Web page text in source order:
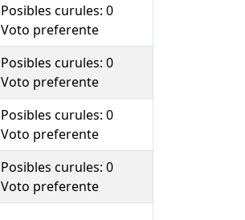
Posibles curules: 0
Voto preferente
Posibles curules: 0
Voto preferente
Posibles curules: 0
Voto preferente
Posibles curules: 0
Voto preferente